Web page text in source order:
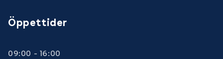
Öppettider
09:00 - 16:00